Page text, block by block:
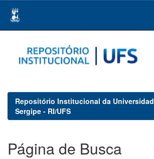
navigation
Repositório Institucional da
Sergipe - RI/UFS
Página de Busca